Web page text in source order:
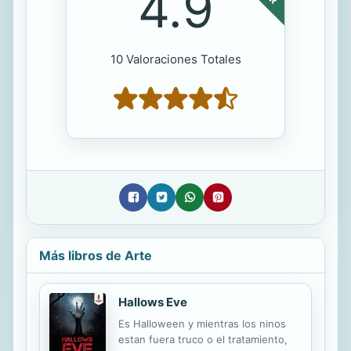
10 Valoraciones Totales
Más libros de Arte
Hallows Eve
Es Halloween y mientras los ninos
estan fuera truco o el tratamiento,